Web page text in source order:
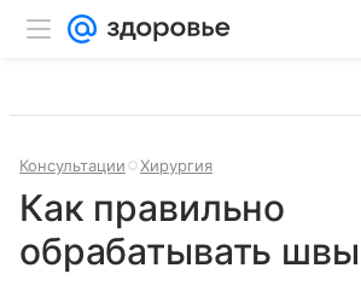
Консультации Хирургия
Как правильно
обрабатывать швы